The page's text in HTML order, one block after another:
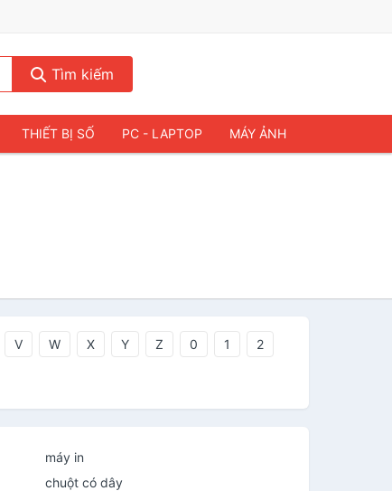
Tìm kiếm
THIẾT BỊ SỐ PC - LAPTOP MÁY ẢNH
V W X Y Z 0 1 2
máy in
chuột có dây